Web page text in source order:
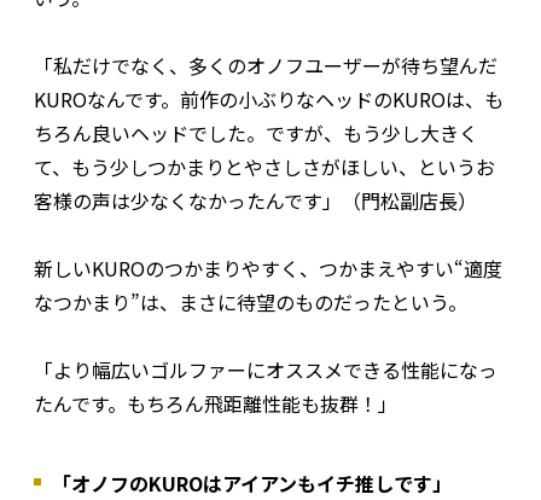
「私だけでなく、多くのオノフユーザーが待ち望んだ
KUROなんです。前作の小ぶりなヘッドのKUROは、も
ちろん良いヘッドでした。ですが、もう少し大きく
て、もう少しつかまりとやさしさがほしい、というお
客様の声は少なくなかったんです」（門松副店長）
新しいKUROのつかまりやすく、つかまえやすい“適度
なつかまり”は、まさに待望のものだったという。
「より幅広いゴルファーにオススメできる性能になっ
たんです。もちろん飛距離性能も抜群！」
「オノフのKUROはアイアンもイチ推しです」